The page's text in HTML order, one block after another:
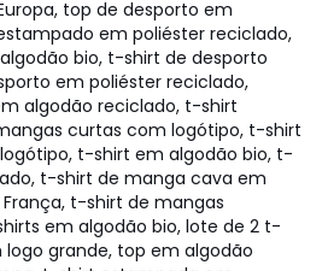
top de desporto em
em poliéster reciclado,
bio, t-shirt de desporto
em poliéster reciclado,
algodão reciclado, t-shirt
curtas com logótipo, t-shirt
t-shirt em algodão bio, t-
t-shirt de manga cava em
t-shirt de mangas
em algodão bio, lote de 2 t-
grande, top em algodão